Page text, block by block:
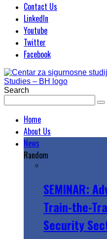
Contact Us
LinkedIn
Youtube
Twitter
Facebook
Search
Home
About Us
News
Random
SEMINAR:
Train-the-
Security